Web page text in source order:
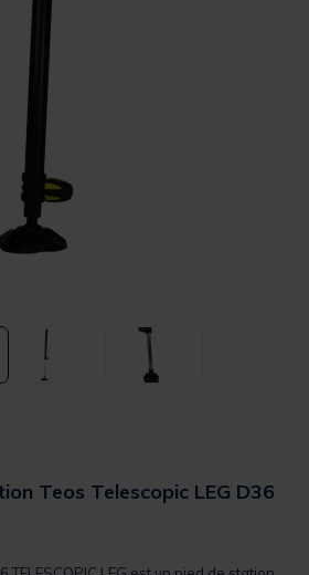
Teos Telescopic LEG D36
Rating